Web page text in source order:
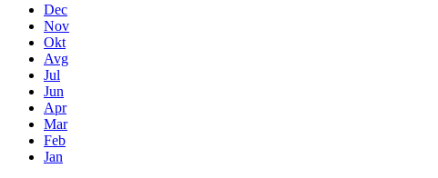
Dec
Nov
Okt
Avg
Jul
Jun
Apr
Mar
Feb
Jan